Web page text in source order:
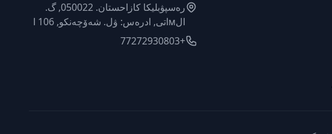
رەسپۋبليكا كازاحستان. 050022, گ.
الмاتى, ادرەس: ۋل. شەۆچەنكو, 106 ا
+77272930803